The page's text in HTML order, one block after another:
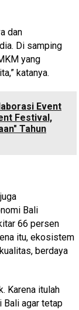
dan
Di samping
yang
katanya.
Event
Festival,
Tahun
Bali
66 persen
itu, ekosistem
berdaya
Karena itulah
Bali agar tetap